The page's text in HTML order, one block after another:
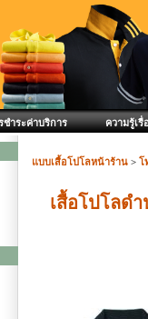
ชำระค่าบริการ ความรู้เรื่
แบบเสื้อโปโลหน้าร้าน > โ
เสื้อโปโลด